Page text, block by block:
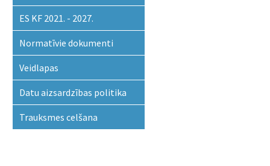
ES KF 2021. - 2027.
Normatīvie dokumenti
Veidlapas
Datu aizsardzības politika
Trauksmes celšana